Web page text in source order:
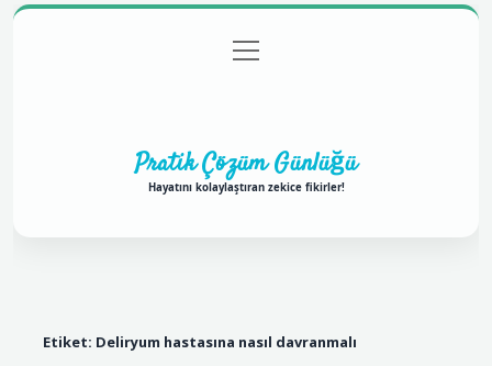
Gizlilik Politikası
menüyü
aç
Pratik Çözüm Günlüğü
Hayatını kolaylaştıran zekice fikirler!
Etiket: Deliryum hastasına nasıl davranmalı